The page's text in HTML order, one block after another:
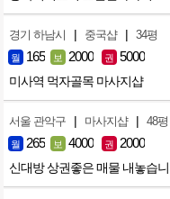
경기 하남시 | 중국샵 | 34평
월 165 보 2000 권 5000
미사역 먹자골목 마사지샵
서울 관악구 | 마사지샵 | 48평
월 265 보 4000 권 2000
신대방 상권좋은 매물 내놓습